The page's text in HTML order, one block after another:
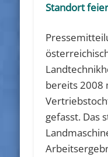
Standort
bereits 2008
gefasst. Das